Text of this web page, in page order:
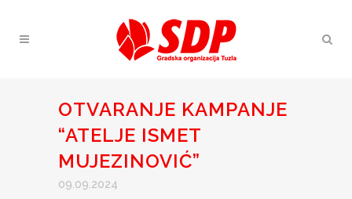
OTVARANJE KAMPANJE
“ATELJE ISMET
MUJEZINOVIĆ”
09.09.2024